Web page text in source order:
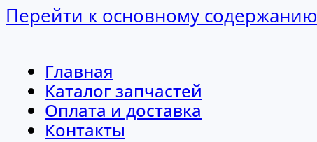
Перейти к основному содержанию
Главная
Каталог запчастей
Оплата и доставка
Контакты